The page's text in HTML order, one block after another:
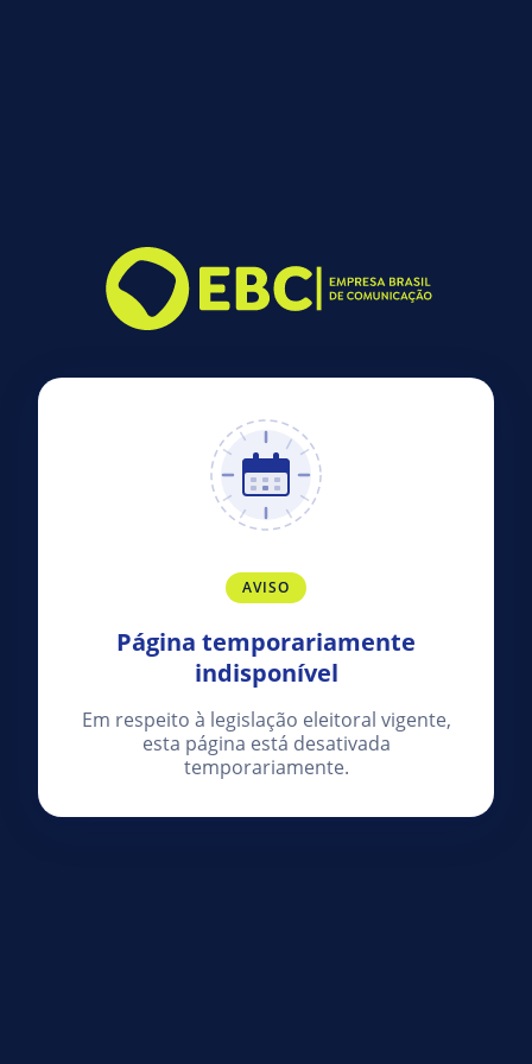
AVISO
Página temporariamente
indisponível
Em respeito à legislação eleitoral vigente,
esta página está desativada
temporariamente.